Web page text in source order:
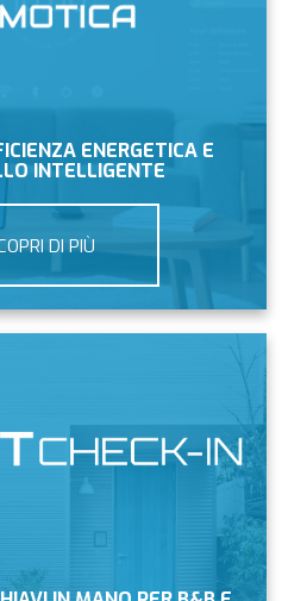
ENERGETICA E
INTELLIGENTE
DI PIÙ